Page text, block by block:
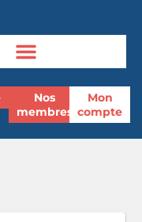
Nos
membres
Mon
compte